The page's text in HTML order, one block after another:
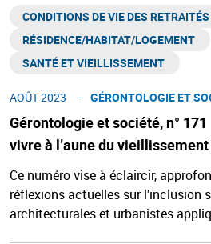
Gérontologie et société, n°
vivre à l’aune du vieillissement
CONDITIONS DE VIE DES RETRAITÉS
RÉSIDENCE/HABITAT/LOGEMENT ​
SANTÉ ET VIEILLISSEMENT ​
AOÛT 2023 GÉRONTOLOGIE ET
Ce numéro vise à éclaircir,
réflexions actuelles sur l’inclusion
architecturales et urbanistes